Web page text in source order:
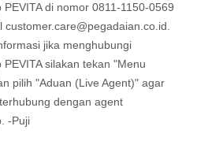
PEVITA di nomor 0811-1150-0569
customer.care@pegadaian.co.id
jika menghubungi
PEVITA silakan tekan "Menu
pilih "Aduan (Live Agent)" agar
dengan agent
-Puji